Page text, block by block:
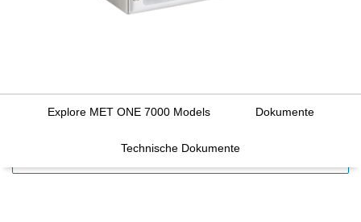
Explore MET ONE 7000 Models Dokumente
Technische Dokumente